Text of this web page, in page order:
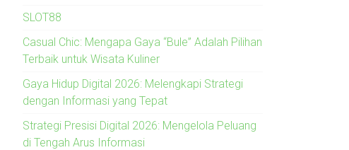
SLOT88
Casual Chic: Mengapa Gaya “Bule” Adalah Pilihan
Terbaik untuk Wisata Kuliner
Gaya Hidup Digital 2026: Melengkapi Strategi
dengan Informasi yang Tepat
Strategi Presisi Digital 2026: Mengelola Peluang
di Tengah Arus Informasi